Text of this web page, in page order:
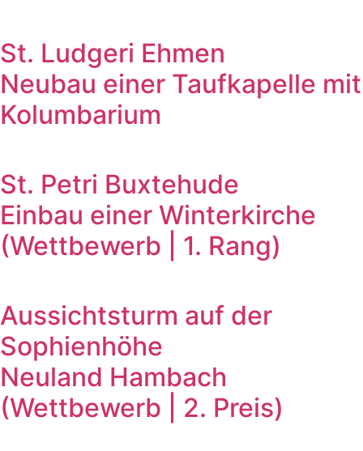
St. Ludgeri Ehmen
Neubau einer Taufkapelle mit
Kolumbarium
St. Petri Buxtehude
Einbau einer Winterkirche
(Wettbewerb | 1. Rang)
Aussichtsturm auf der
Sophienhöhe
Neuland Hambach
(Wettbewerb | 2. Preis)